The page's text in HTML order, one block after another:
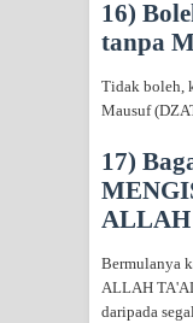
16)
tanpa
Tidak boleh,
Mausuf
17)
Bermulanya
ALLAH
daripada